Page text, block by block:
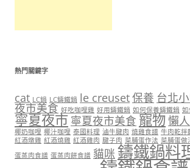
熱門關鍵字
cat LC鍋 LC鑄鐵鍋 le creuset保養 台北
夜市美食 好吃咖哩雞 好用鑄鐵鍋 如何保養鑄鐵鍋 如
寧夏夜市 寧夏夜市美食 寵物懶
椰奶咖哩 椰汁咖哩 泰國料理 滷牛腱肉 燒雞食譜 牛肉乾拌
紅酒燉雞 紅酒燒雞 紅酒雞肉 腱子肉 菜脯蛋作法 菜脯蛋做
蛋蒸肉食譜 蛋蒸肉餅食譜 貓咪 鑄鐵鍋料